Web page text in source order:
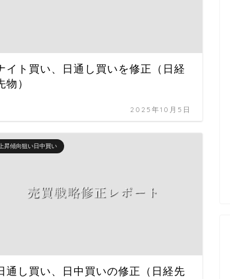
イト買い、日通し買いを修正（日経
物）
2025年10月5日
昇傾向狙い日中買い
通し買い、日中買いの修正（日経先